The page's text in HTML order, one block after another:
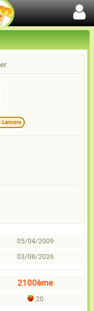
Lancers
05/04/2009
03/08/2026
2100ème
20